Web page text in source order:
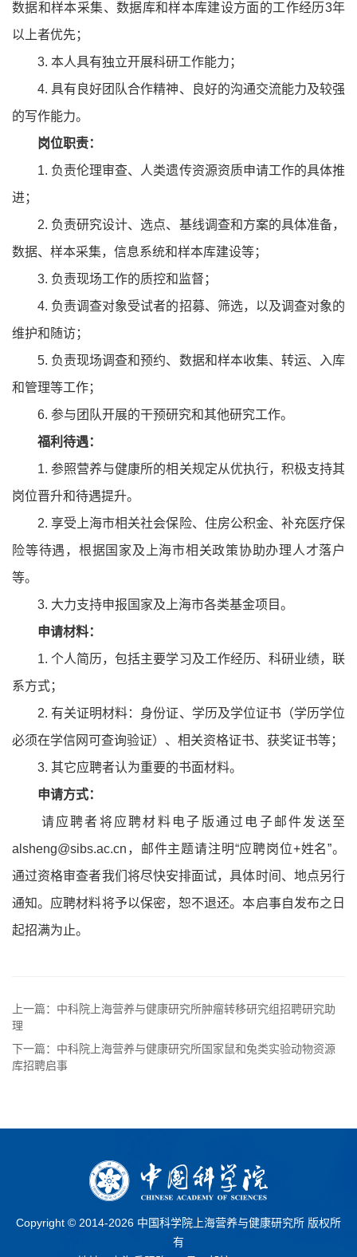
数据和样本采集、数据库和样本库建设方面的工作经历3年
以上者优先；
3. 本人具有独立开展科研工作能力；
4. 具有良好团队合作精神、良好的沟通交流能力及较强
的写作能力。
岗位职责：
1. 负责伦理审查、人类遗传资源资质申请工作的具体推
进；
2. 负责研究设计、选点、基线调查和方案的具体准备，
数据、样本采集，信息系统和样本库建设等；
3. 负责现场工作的质控和监督；
4. 负责调查对象受试者的招募、筛选，以及调查对象的
维护和随访；
5. 负责现场调查和预约、数据和样本收集、转运、入库
和管理等工作；
6. 参与团队开展的干预研究和其他研究工作。
福利待遇：
1. 参照营养与健康所的相关规定从优执行，积极支持其
岗位晋升和待遇提升。
2. 享受上海市相关社会保险、住房公积金、补充医疗保
险等待遇，根据国家及上海市相关政策协助办理人才落户
等。
3. 大力支持申报国家及上海市各类基金项目。
申请材料：
1. 个人简历，包括主要学习及工作经历、科研业绩，联
系方式；
2. 有关证明材料：身份证、学历及学位证书（学历学位
必须在学信网可查询验证）、相关资格证书、获奖证书等；
3. 其它应聘者认为重要的书面材料。
申请方式：
请应聘者将应聘材料电子版通过电子邮件发送至
alsheng@sibs.ac.cn，邮件主题请注明“应聘岗位+姓名”。
通过资格审查者我们将尽快安排面试，具体时间、地点另行
通知。应聘材料将予以保密，恕不退还。本启事自发布之日
起招满为止。
上一篇：中科院上海营养与健康研究所肿瘤转移研究组招聘研究助
理
下一篇：中科院上海营养与健康研究所国家鼠和兔类实验动物资源
库招聘启事
Copyright © 2014-2026 中国科学院上海营养与健康研究所 版权所
有